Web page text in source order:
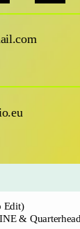
Edit)
& Quarterhead